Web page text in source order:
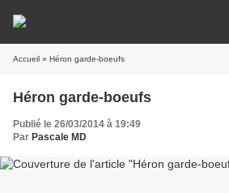
Accueil » Héron garde-boeufs
Héron garde-boeufs
Publié le 26/03/2014 à 19:49
Par Pascale MD